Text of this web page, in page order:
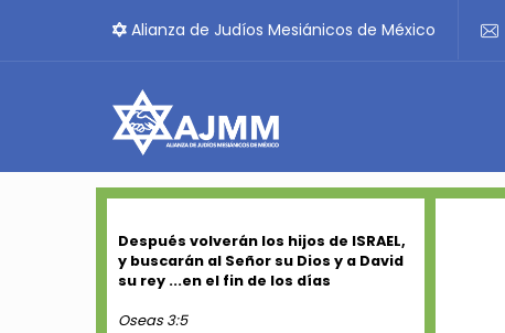
Alianza de Judíos Mesiánicos de México
Después volverán los hijos de ISRAEL,
y buscarán al Señor su Dios y a David
su rey ...en el fin de los días
Oseas 3:5